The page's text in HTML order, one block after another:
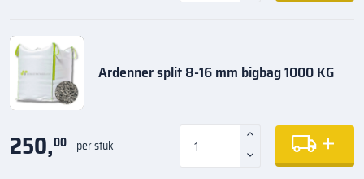
Ardenner split 8-16 mm bigbag 1000 KG
250,00 per stuk